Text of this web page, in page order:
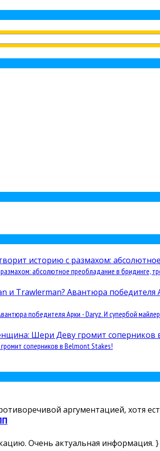
абсолютное преобладание в бридинге,
победителя Арки - Daryz. И супербой
соперников в Belmont Stakes!
аргументацией, хотя
Очень актуальная информация. }